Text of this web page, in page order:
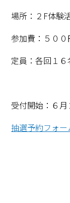
場所：２F体験
参加費：５００
定員：各回１６
受付開始：６
抽選予約フォー